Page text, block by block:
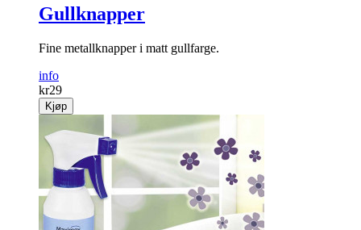
Gullknapper
Fine metallknapper i matt gullfarge.
info
kr29
Kjøp